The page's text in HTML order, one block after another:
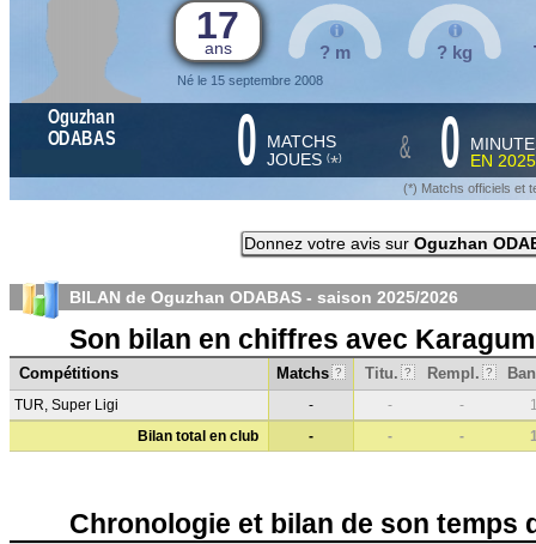
17
ans
Né le 15 septembre 2008
? m ? kg
Oguzhan
ODABAS
0 MATCHS
JOUES (*) & 0
EN
(*) Matchs officiels et
Donnez votre avis sur Oguzhan
BILAN de Oguzhan ODABAS - saison 2025/2026
Son bilan en chiffres avec
Compétitions Matchs ? Titu. ? Rempl. ?
TUR, Super Ligi - - -
Bilan total en club
- - -
Chronologie et bilan de son temps